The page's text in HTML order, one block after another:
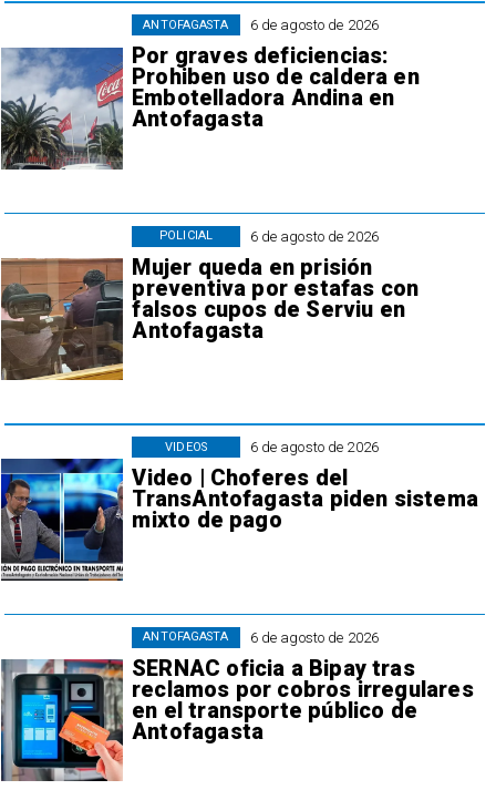
6 de agosto de 2026
Por graves deficiencias:
Prohiben uso de caldera en
Embotelladora Andina en
Antofagasta
ANTOFAGASTA
6 de agosto de 2026
Mujer queda en prisión
preventiva por estafas con
falsos cupos de Serviu en
Antofagasta
POLICIAL
6 de agosto de 2026
Video | Choferes del
TransAntofagasta piden sistema
mixto de pago
VIDEOS
6 de agosto de 2026
SERNAC oficia a Bipay tras
reclamos por cobros irregulares
en el transporte público de
Antofagasta
ANTOFAGASTA